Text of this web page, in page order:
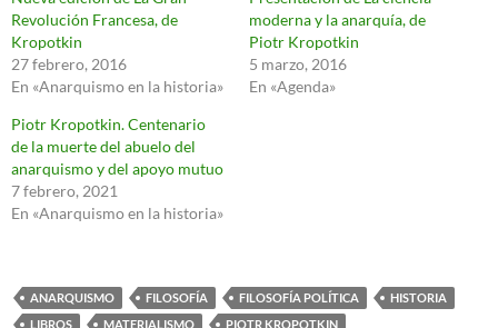
Revolución Francesa, de
Kropotkin
27 febrero, 2016
En «Anarquismo en la historia»
moderna y la anarquía, de
Piotr Kropotkin
5 marzo, 2016
En «Agenda»
Piotr Kropotkin. Centenario
de la muerte del abuelo del
anarquismo y del apoyo mutuo
7 febrero, 2021
En «Anarquismo en la historia»
ANARQUISMO FILOSOFÍA FILOSOFÍA POLÍTICA
HISTORIA
LIBROS
MATERIALISMO PIOTR KROPOTKIN